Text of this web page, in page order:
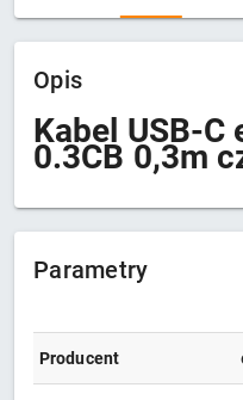
Opis
Kabel USB-C
0.3CB 0,3m
Parametry
Producent